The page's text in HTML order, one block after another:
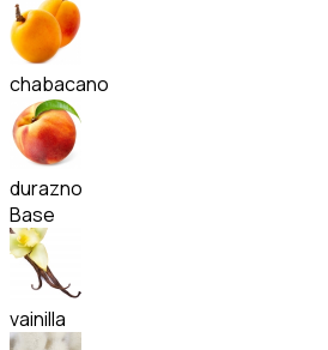
chabacano
durazno
Base
vainilla